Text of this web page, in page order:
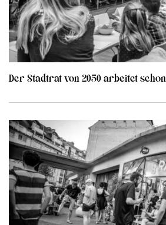
Der Stadtrat von 2050 arbeitet schon